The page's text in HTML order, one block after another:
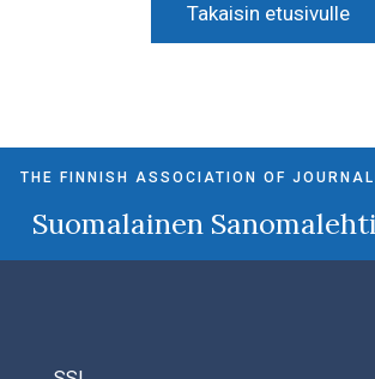
Takaisin etusivulle
THE FINNISH ASSOCIATION OF
Suomalainen